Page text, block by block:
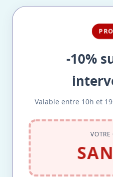
-10%
Valable entre 10h et